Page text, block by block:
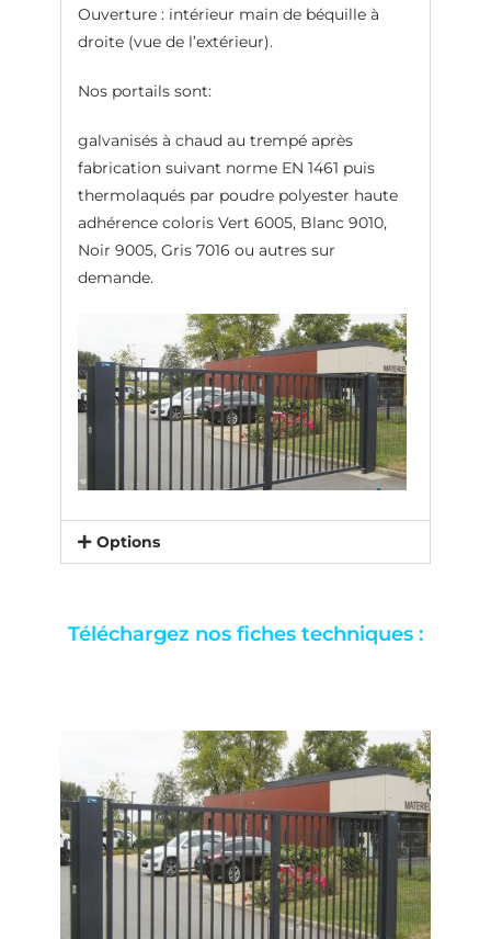
Ouverture : intérieur main de béquille à
droite (vue de l’extérieur).
Nos portails sont:
galvanisés à chaud au trempé après
fabrication suivant norme EN 1461 puis
thermolaqués par poudre polyester haute
adhérence coloris Vert 6005, Blanc 9010,
Noir 9005, Gris 7016 ou autres sur
demande.
Options
Téléchargez nos fiches techniques :